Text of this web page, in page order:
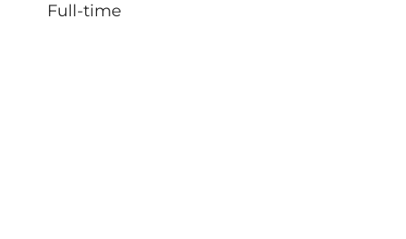
Full-time